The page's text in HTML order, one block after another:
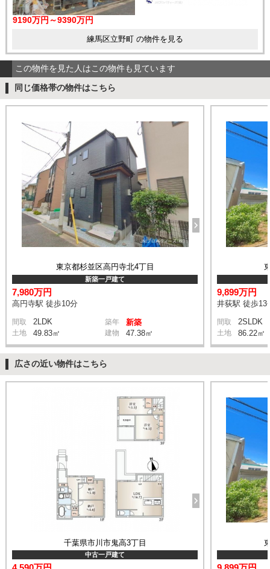
9190万円～9390万円
練馬区立野町 の物件を見る
この物件を見た人はこの物件も見ています
同じ価格帯の物件はこちら
東京都杉並区高円寺北4丁目
新築一戸建て
7,980万円
高円寺駅 徒歩10分
間取 2LDK 築年 新築
土地 49.83㎡ 建物 47.38㎡
9,899万円
井荻駅 徒歩13
間取 2SLDK
土地 86.22㎡
広さの近い物件はこちら
千葉県市川市鬼高3丁目
中古一戸建て